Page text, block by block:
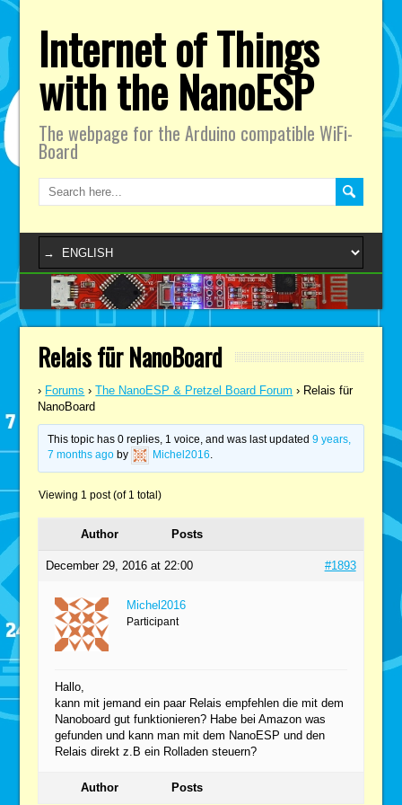
Internet of Things
with the NanoESP
The webpage for the Arduino compatible WiFi-
Board
Relais für NanoBoard
› Forums › The NanoESP & Pretzel Board Forum › Relais für
NanoBoard
This topic has 0 replies, 1 voice, and was last updated 9 years,
7 months agoby Michel2016.
Viewing 1 post (of 1 total)
Author Posts
December 29, 2016 at 22:00 #1893
Michel2016
Participant
Hallo,
kann mit jemand ein paar Relais empfehlen die mit dem
Nanoboard gut funktionieren? Habe bei Amazon was
gefunden und kann man mit dem NanoESP und den
Relais direkt z.B ein Rolladen steuern?
Author Posts